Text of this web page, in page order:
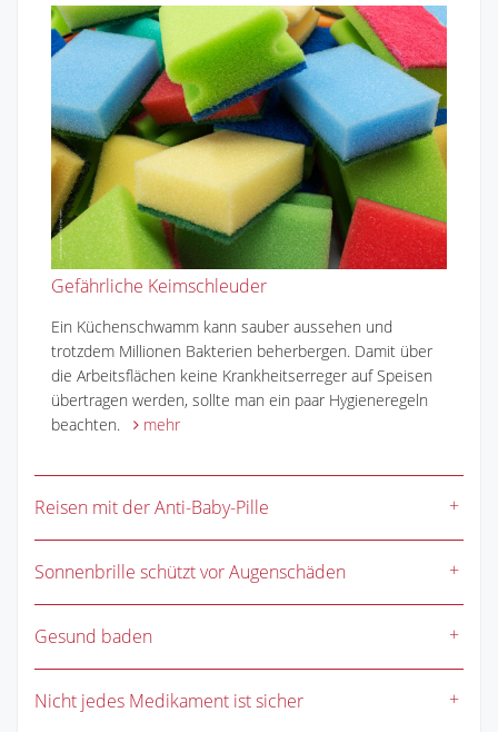
Gefährliche Keimschleuder
Ein Küchenschwamm kann sauber aussehen und
trotzdem Millionen Bakterien beherbergen. Damit über
die Arbeitsflächen keine Krankheitserreger auf Speisen
übertragen werden, sollte man ein paar Hygieneregeln
beachten.
mehr
Reisen mit der Anti-Baby-Pille
Sonnenbrille schützt vor Augenschäden
Gesund baden
Nicht jedes Medikament ist sicher